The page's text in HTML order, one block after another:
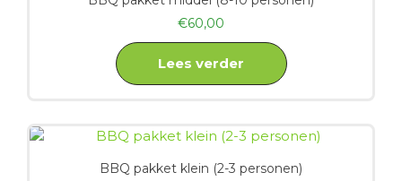
€60,00
Lees verder
BBQ pakket klein (2-3 personen)